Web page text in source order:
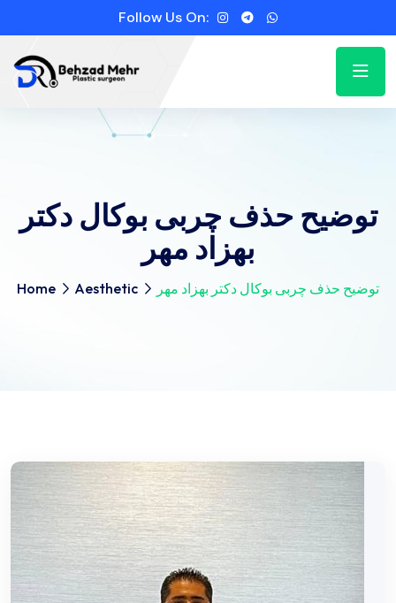
Follow Us On:
توضیح حذف چربی بوکال دکتر
بهزاد مهر
Home Aesthetic توضیح حذف چربی بوکال دکتر بهزاد مهر